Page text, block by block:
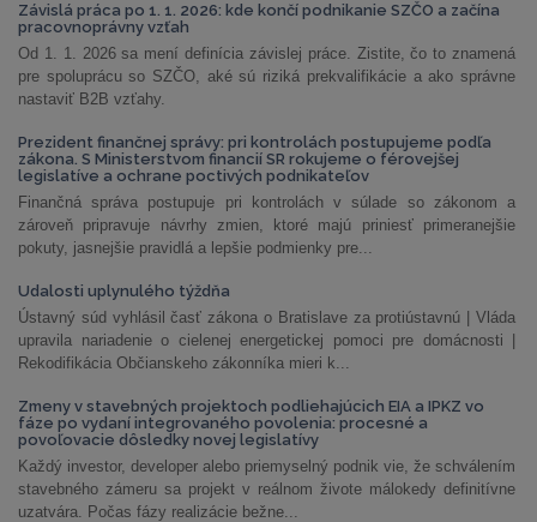
Závislá práca po 1. 1. 2026: kde končí podnikanie SZČO a začína
pracovnoprávny vzťah
Od 1. 1. 2026 sa mení definícia závislej práce. Zistite, čo to znamená
pre spoluprácu so SZČO, aké sú riziká prekvalifikácie a ako správne
nastaviť B2B vzťahy.
Prezident finančnej správy: pri kontrolách postupujeme podľa
zákona. S Ministerstvom financií SR rokujeme o férovejšej
legislatíve a ochrane poctivých podnikateľov
Finančná správa postupuje pri kontrolách v súlade so zákonom a
zároveň pripravuje návrhy zmien, ktoré majú priniesť primeranejšie
pokuty, jasnejšie pravidlá a lepšie podmienky pre...
Udalosti uplynulého týždňa
Ústavný súd vyhlásil časť zákona o Bratislave za protiústavnú | Vláda
upravila nariadenie o cielenej energetickej pomoci pre domácnosti |
Rekodifikácia Občianskeho zákonníka mieri k...
Zmeny v stavebných projektoch podliehajúcich EIA a IPKZ vo
fáze po vydaní integrovaného povolenia: procesné a
povoľovacie dôsledky novej legislatívy
Každý investor, developer alebo priemyselný podnik vie, že schválením
stavebného zámeru sa projekt v reálnom živote málokedy definitívne
uzatvára. Počas fázy realizácie bežne...